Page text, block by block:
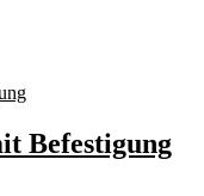
Befestigung